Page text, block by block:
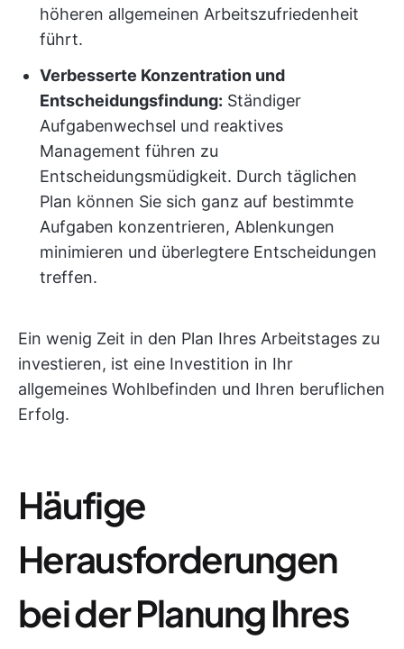
höheren allgemeinen Arbeitszufriedenheit
führt.
Verbesserte Konzentration und
Entscheidungsfindung: Ständiger
Aufgabenwechsel und reaktives
Management führen zu
Entscheidungsmüdigkeit. Durch täglichen
Plan können Sie sich ganz auf bestimmte
Aufgaben konzentrieren, Ablenkungen
minimieren und überlegtere Entscheidungen
treffen.
Ein wenig Zeit in den Plan Ihres Arbeitstages zu
investieren, ist eine Investition in Ihr
allgemeines Wohlbefinden und Ihren beruflichen
Erfolg.
Häufige
Herausforderungen
bei der Planung Ihres